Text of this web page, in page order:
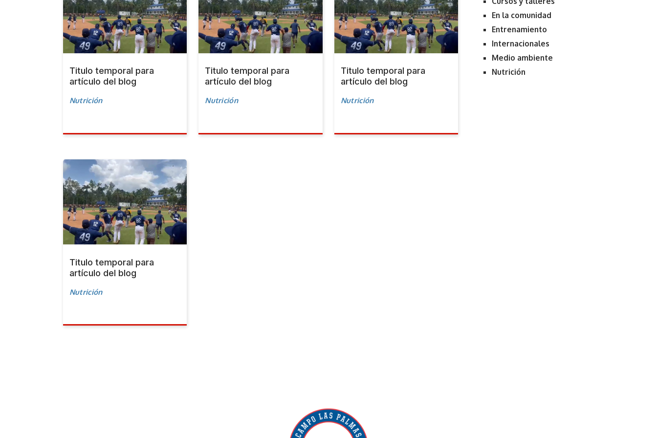
Titulo temporal para
artículo del blog
Nutrición
Titulo temporal para
artículo del blog
Nutrición
Titulo temporal para
artículo del blog
Nutrición
Titulo temporal para
artículo del blog
Nutrición
En la comunidad
Entrenamiento
Internacionales
Medio ambiente
Nutrición